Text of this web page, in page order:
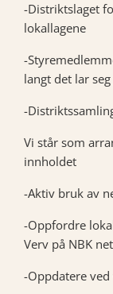
-Distriktslaget
lokallagene
-
langt det lar
-
Vi står som
innholdet
-Aktiv bruk av
-Oppfordre
Verv på NBK
-Oppdatere